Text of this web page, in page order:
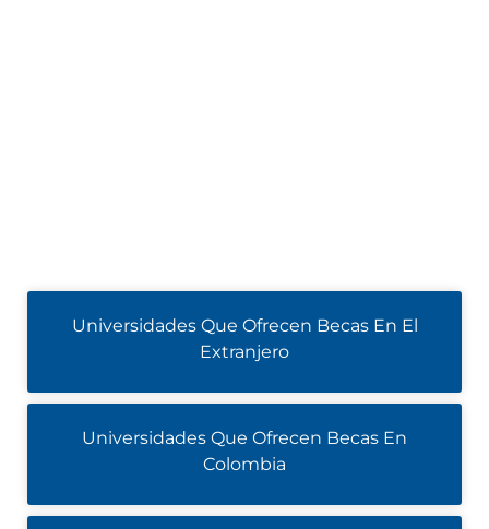
Universidades Que Ofrecen Becas En El
Extranjero
Universidades Que Ofrecen Becas En
Colombia